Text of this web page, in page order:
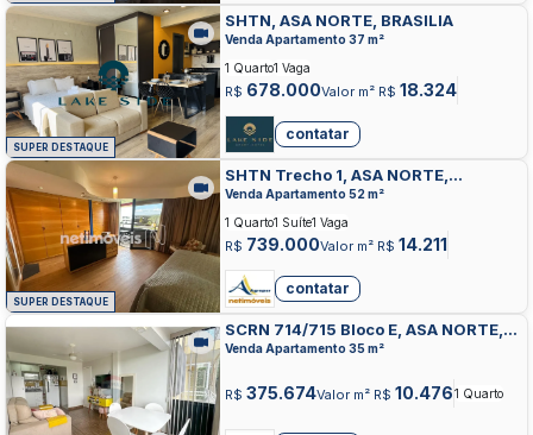
SUPER DESTAQUE
SHTN, ASA NORTE, BRASILIA
Venda Apartamento 37 m²
R$ 678.000Valor m² R$ 18.324
1 Quarto1 Vaga
contatar
SUPER DESTAQUE
SHTN Trecho 1, ASA NORTE,
BRASILIA
Venda Apartamento 52 m²
R$ 739.000Valor m² R$ 14.211
1 Quarto1 Suíte1 Vaga
contatar
SCRN 714/715 Bloco E, ASA NORTE,
BRASILIA
Venda Apartamento 35 m²
R$ 375.674Valor m² R$ 10.4761 Quarto